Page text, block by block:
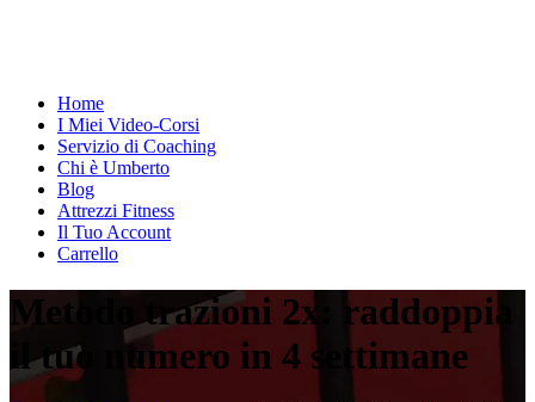
Home
I Miei Video-Corsi
Servizio di Coaching
Chi è Umberto
Blog
Attrezzi Fitness
Il Tuo Account
Carrello
Metodo trazioni 2x: raddoppia
il tuo numero in 4 settimane